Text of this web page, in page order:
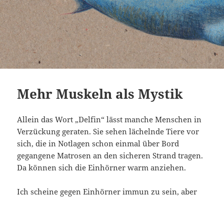
Mehr Muskeln als Mystik
Allein das Wort „Delfin“ lässt manche Menschen in
Verzückung geraten. Sie sehen lächelnde Tiere vor
sich, die in Notlagen schon einmal über Bord
gegangene Matrosen an den sicheren Strand tragen.
Da können sich die Einhörner warm anziehen.
Ich scheine gegen Einhörner immun zu sein, aber